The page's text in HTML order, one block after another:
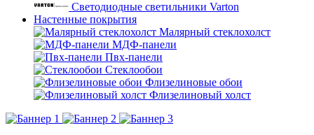
Светодиодные светильники Varton
Настенные покрытия
Малярный стеклохолст
МДФ-панели
Пвх-панели
Стеклообои
Флизелиновые обои
Флизелиновый холст